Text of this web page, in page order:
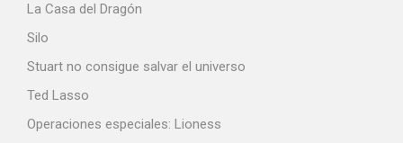
La Casa del Dragón
Silo
Stuart no consigue salvar el universo
Ted Lasso
Operaciones especiales: Lioness